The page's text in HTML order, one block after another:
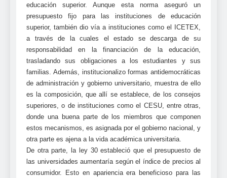
educación superior. Aunque esta norma aseguró un
presupuesto fijo para las instituciones de educación
superior, también dio vía a instituciones como el ICETEX,
a través de la cuales el estado se descarga de su
responsabilidad en la financiación de la educación,
trasladando sus obligaciones a los estudiantes y sus
familias. Además, institucionalizo formas antidemocráticas
de administración y gobierno universitario, muestra de ello
es la composición, que allí se establece, de los consejos
superiores, o de instituciones como el CESU, entre otras,
donde una buena parte de los miembros que componen
estos mecanismos, es asignada por el gobierno nacional, y
otra parte es ajena a la vida académica universitaria.
De otra parte, la ley 30 estableció que el presupuesto de
las universidades aumentaría según el índice de precios al
consumidor. Esto en apariencia era beneficioso para las